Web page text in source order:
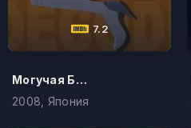
7.2
Могучая Берди
2008, Япония